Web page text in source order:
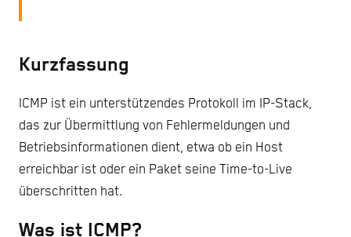
Kurzfassung
ICMP ist ein unterstützendes Protokoll im IP-Stack,
das zur Übermittlung von Fehlermeldungen und
Betriebsinformationen dient, etwa ob ein Host
erreichbar ist oder ein Paket seine Time-to-Live
überschritten hat.
Was ist ICMP?